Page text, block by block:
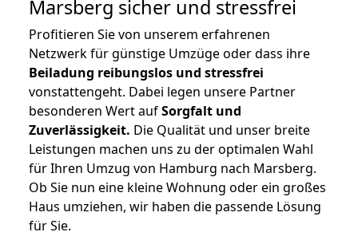
Marsberg sicher und stressfrei
Profitieren Sie von unserem erfahrenen
Netzwerk für günstige Umzüge oder dass ihre
Beiladung reibungslos und stressfrei
vonstattengeht. Dabei legen unsere Partner
besonderen Wert aufSorgfalt und
Zuverlässigkeit. Die Qualität und unser breite
Leistungen machen uns zu der optimalen Wahl
für Ihren Umzug von Hamburg nach Marsberg.
Ob Sie nun eine kleine Wohnung oder ein großes
Haus umziehen, wir haben die passende Lösung
für Sie.